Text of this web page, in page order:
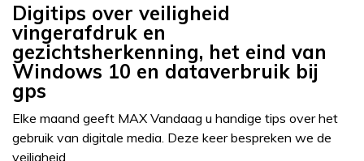
Digitips over veiligheid
vingerafdruk en
gezichtsherkenning, het eind van
Windows 10 en dataverbruik bij
gps
Elke maand geeft MAX Vandaag u handige tips over het
gebruik van digitale media. Deze keer bespreken we de
veiligheid…